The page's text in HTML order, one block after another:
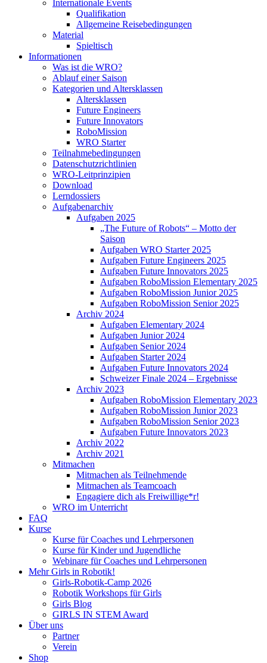
Internationale Events
Qualifikation
Allgemeine Reisebedingungen
Material
Spieltisch
Informationen
Was ist die WRO?
Ablauf einer Saison
Kategorien und Altersklassen
Altersklassen
Future Engineers
Future Innovators
RoboMission
WRO Starter
Teilnahmebedingungen
Datenschutzrichtlinien
WRO-Leitprinzipien
Download
Lerndossiers
Aufgabenarchiv
Aufgaben 2025
„The Future of Robots“ – Motto der
Saison
Aufgaben WRO Starter 2025
Aufgaben Future Engineers 2025
Aufgaben Future Innovators 2025
Aufgaben RoboMission Elementary 2025
Aufgaben RoboMission Junior 2025
Aufgaben RoboMission Senior 2025
Archiv 2024
Aufgaben Elementary 2024
Aufgaben Junior 2024
Aufgaben Senior 2024
Aufgaben Starter 2024
Aufgaben Future Innovators 2024
Schweizer Finale 2024 – Ergebnisse
Archiv 2023
Aufgaben RoboMission Elementary 2023
Aufgaben RoboMission Junior 2023
Aufgaben RoboMission Senior 2023
Aufgaben Future Innovators 2023
Archiv 2022
Archiv 2021
Mitmachen
Mitmachen als Teilnehmende
Mitmachen als Teamcoach
Engagiere dich als Freiwillige*r!
WRO im Unterricht
FAQ
Kurse
Kurse für Coaches und Lehrpersonen
Kurse für Kinder und Jugendliche
Webinare für Coaches und Lehrpersonen
Mehr Girls in Robotik!
Girls-Robotik-Camp 2026
Robotik Workshops für Girls
Girls Blog
GIRLS IN STEM Award
Über uns
Partner
Verein
Shop